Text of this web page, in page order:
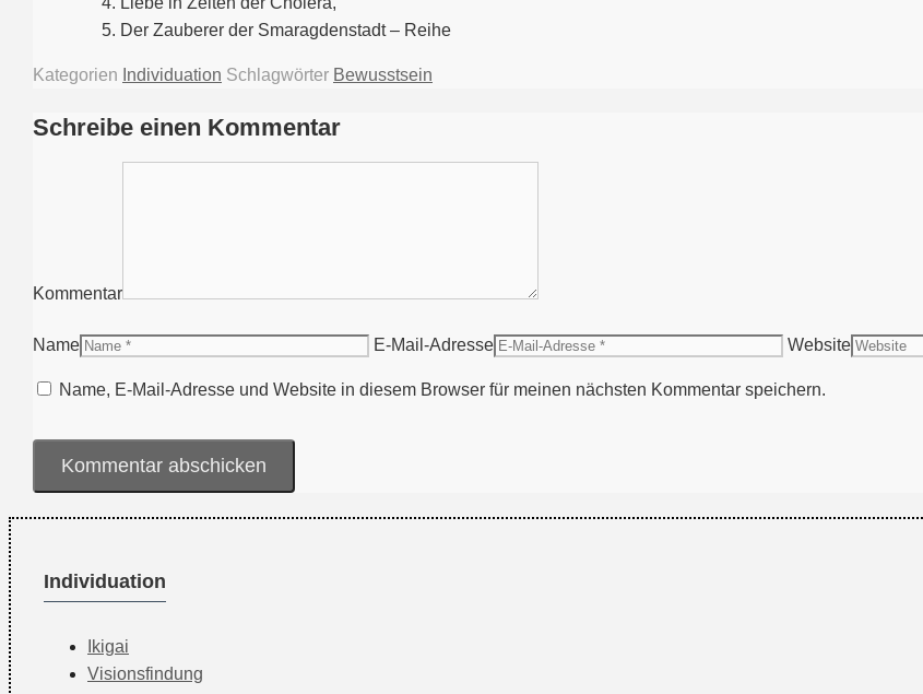
Der Zauberer der Smaragdenstadt – Reihe
Kategorien Individuation Schlagwörter Bewusstsein
Schreibe einen Kommentar
Kommentar
Name E-Mail-Adresse Website
Name, E-Mail-Adresse und Website in diesem Browser für meinen nächsten Kommentar speichern.
Individuation
Ikigai
Visionsfindung